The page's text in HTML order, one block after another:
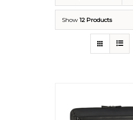
Show 12 Products